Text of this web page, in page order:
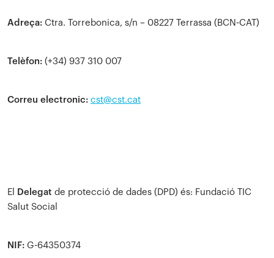
Adreça: Ctra. Torrebonica, s/n – 08227 Terrassa (BCN-CAT)
Telèfon: (+34) 937 310 007
Correu electronic: cst@cst.cat
El Delegat de protecció de dades (DPD) és: Fundació TIC
Salut Social
NIF: G-64350374